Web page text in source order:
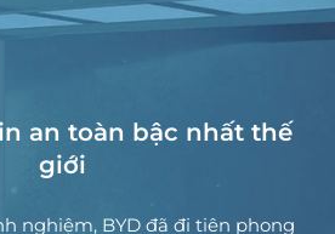
minh
an toàn bậc nhất thế
giới
nghiệm, BYD đã đi tiên phong